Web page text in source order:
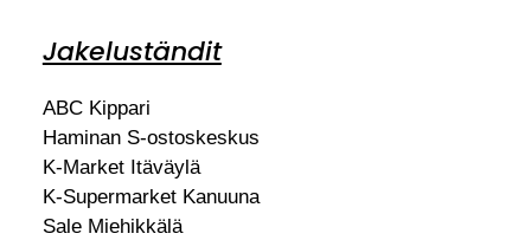
Jakeluständit
ABC Kippari
Haminan S-ostoskeskus
K-Market Itäväylä
K-Supermarket Kanuuna
Sale Miehikkälä